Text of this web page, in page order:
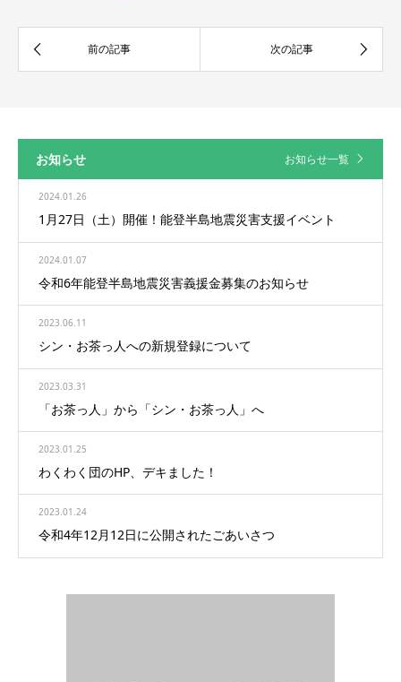
お知らせ お知らせ一覧
2024.01.26
1月27日（土）開催！能登半島地震災害支援イベント
2024.01.07
令和6年能登半島地震災害義援金募集のお知らせ
2023.06.11
シン・お茶っ人への新規登録について
2023.03.31
「お茶っ人」から「シン・お茶っ人」へ
2023.01.25
わくわく団のHP、デキました！
2023.01.24
令和4年12月12日に公開されたごあいさつ